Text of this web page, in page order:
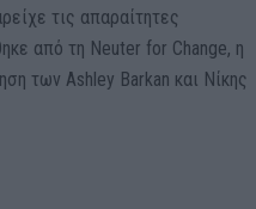
τις απαραίτητες
από τη Neuter for Change, η
των Ashley Barkan και Νίκης